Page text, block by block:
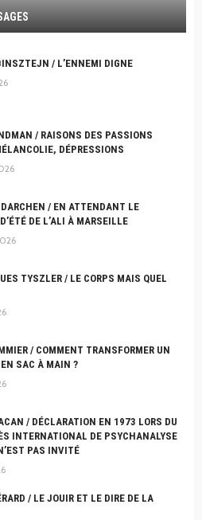
/ L’ENNEMI DIGNE
/ RAISONS DES PASSIONS
DÉPRESSIONS
/ EN ATTENDANT LE
DE L’ALI À MARSEILLE
TYSZLER / LE CORPS MAIS QUEL
/ COMMENT TRANSFORMER UN
EN SAC À MAIN ?
/ DÉCLARATION EN 1973 LORS DU
INTERNATIONAL DE PSYCHANALYSE
PAS INVITÉ
/ LE JOUIR ET LE DIRE DE LA